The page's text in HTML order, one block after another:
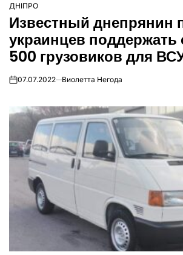
ОПУБЛІКУВАТИ
У
ДНІПРО
Известный днепрянин
украинцев поддержать
500 грузовиков для
on07.07.2022 Виолетта Негода